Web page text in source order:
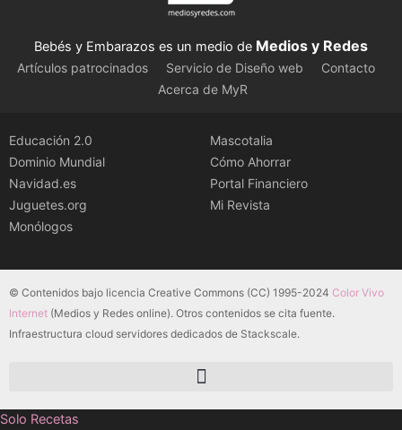
Bebés y Embarazos es un medio de Medios y Redes
Artículos patrocinados Servicio de Diseño web
Contacto
Acerca de MyR
Educación 2.0
Dominio Mundial
Navidad.es
Juguetes.org
Monólogos
Mascotalia
Cómo Ahorrar
Portal Financiero
Mi Revista
© Contenidos bajo licencia Creative Commons (CC) 1995-2024 Color Vivo
Internet (Medios y Redes online). Otros contenidos se cita fuente.
Infraestructura cloud servidores dedicados de Stackscale.
Solo Recetas